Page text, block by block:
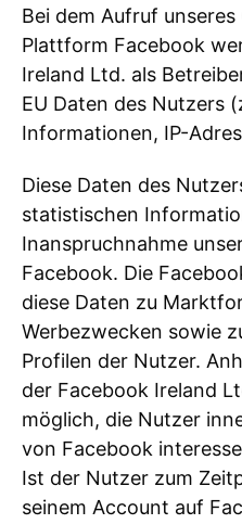
Bei dem Aufruf
Plattform Facebook
Ireland Ltd. als
EU Daten des Nutzers
Informationen, IP-
Diese Daten des
statistischen
Inanspruchnahme
Facebook. Die
diese Daten zu
Werbezwecken sowie
Profilen der Nutzer.
der Facebook Ireland
möglich, die Nutzer
von Facebook
Ist der Nutzer zum
seinem Account auf